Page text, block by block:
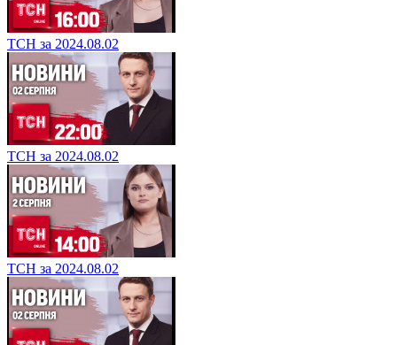
ТСН за 2024.08.02
ТСН за 2024.08.02
ТСН за 2024.08.02